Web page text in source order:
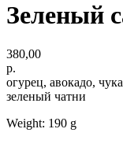
Зеленый
380,00
р.
огурец, авокадо,
зеленый чатни
Weight: 190 g